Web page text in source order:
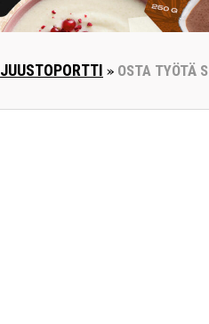
JUUSTOPORTTI » OSTA TYÖTÄ